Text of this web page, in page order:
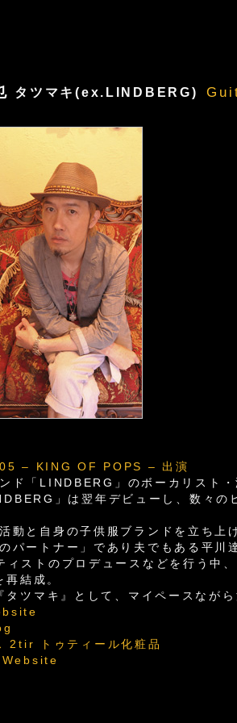
タツマキ(ex.LINDBERG)
– KING OF POPS – 出演
ド「LINDBERG」のボーカリスト
」は翌年デビューし、数々の
動と自身の子供服ブランドを立ち
パートナー」であり夫でもある平川
ィストのプロデュースなどを行う中
結成。
ツマキ』として、マイペースながら
2tir トゥティール化粧品